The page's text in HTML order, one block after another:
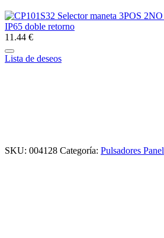
11.44 €
Lista de deseos
SKU: 004128 Categoría: Pulsadores Panel